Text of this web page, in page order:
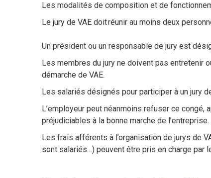
Les modalités de composition et de
Le jury de VAE doit réunir au moins deux
Un président ou un responsable de jury est
Les membres du jury ne doivent pas entretenir
démarche de VAE.
Les salariés désignés pour participer à un jury
L’employeur peut néanmoins refuser ce
préjudiciables à la bonne marche de l’entreprise.
Les frais afférents à l’organisation de jurys de
sont salariés…) peuvent être pris en charge par